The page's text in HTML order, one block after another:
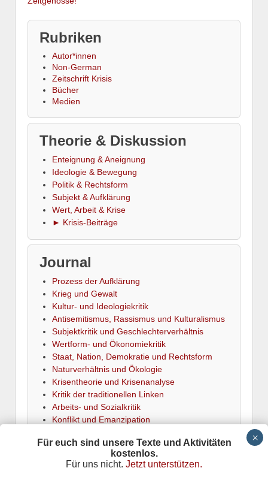
Rubriken
Autor*innen
Non-German
Zeitschrift Krisis
Bücher
Medien
Theorie & Diskussion
Enteignung & Aneignung
Ideologie & Bewegung
Politik & Rechtsform
Subjekt & Aufklärung
Wert, Arbeit & Krise
► Krisis-Beiträge
Journal
Prozess der Aufklärung
Krieg und Gewalt
Kultur- und Ideologiekritik
Antisemitismus, Rassismus und Kulturalismus
Subjektkritik und Geschlechterverhältnis
Wertform- und Ökonomiekritik
Staat, Nation, Demokratie und Rechtsform
Naturverhältnis und Ökologie
Krisentheorie und Krisenanalyse
Kritik der traditionellen Linken
Arbeits- und Sozialkritik
Konflikt und Emanzipation
Für euch sind unsere Texte und Aktivitäten
kostenlos.
Für uns nicht. Jetzt unterstützen.